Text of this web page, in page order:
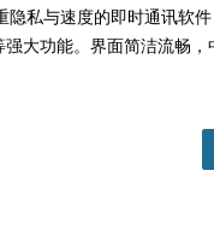
隐私与速度的即时通讯软
大功能。界面简洁流畅